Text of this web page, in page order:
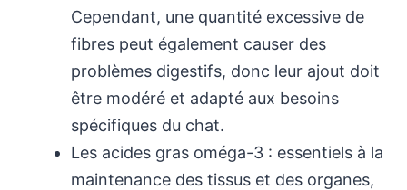
Cependant, une quantité excessive de
fibres peut également causer des
problèmes digestifs, donc leur ajout doit
être modéré et adapté aux besoins
spécifiques du chat.
Les acides gras oméga-3 : essentiels à la
maintenance des tissus et des organes,